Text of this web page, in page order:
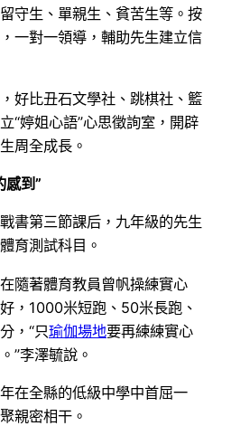
守生、單親生、貧苦生等。按
一對一領導，輔助先生建立信
好比丑石文學社、跳棋社、籃
“婷姐心語”心思徵詢室，開辟
周全成長。
感到”
書第三節課后，九年級的先生
育測試科目。
隨著體育教員曾帆操練實心
，1000米短跑、50米長跑、
，“只瑜伽場地要再練練實心
”李澤毓說。
在全縣的低級中學中首屈一
親密相干。